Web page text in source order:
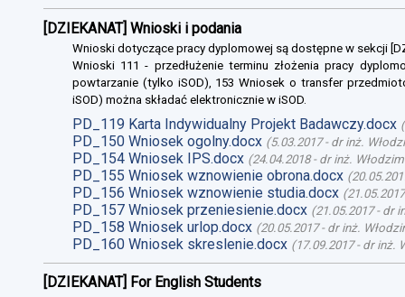
[DZIEKANAT] Wnioski i podania
Wnioski dotyczące pracy dyplomowej są dostępne w sekcji
Wnioski 111 - przedłużenie terminu złożenia pracy
powtarzanie (tylko iSOD), 153 Wniosek o transfer
iSOD) można składać elektronicznie w iSOD.
PD_119 Karta Indywidualny Projekt Badawczy.docx (
PD_150 Wniosek ogolny.docx (5.03.2017- dr inż.
PD_154 Wniosek IPS.docx (24.04.2018- dr inż.
PD_155 Wniosek wznowienie obrona.docx (
PD_156 Wniosek wznowienie studia.docx (21.05.2017
PD_157 Wniosek przeniesienie.docx (21.05.2017- dr
PD_158 Wniosek urlop.docx (20.05.2017- dr inż.
PD_160 Wniosek skreslenie.docx (17.09.2017- dr inż.
[DZIEKANAT] For English Students